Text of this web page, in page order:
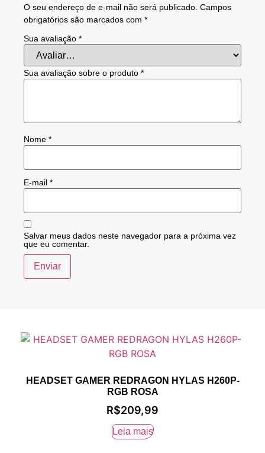
O seu endereço de e-mail não será publicado. Campos
obrigatórios são marcados com *
Sua avaliação *
Sua avaliação sobre o produto *
Nome *
E-mail *
Salvar meus dados neste navegador para a próxima vez
que eu comentar.
HEADSET GAMER REDRAGON HYLAS H260P-
RGB ROSA
R$209,99
Leia mais